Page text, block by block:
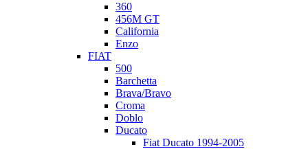
360
456M GT
California
Enzo
FIAT
500
Barchetta
Brava/Bravo
Croma
Doblo
Ducato
Fiat Ducato 1994-2005